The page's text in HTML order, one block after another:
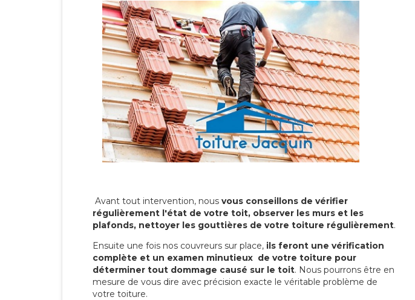
Avant tout intervention, nous vous conseillons de vérifier
régulièrement l'état de votre toit, observer les murs et les
plafonds, nettoyer les gouttières de votre toiture régulièrement.
Ensuite une fois nos couvreurs sur place, ils feront une vérification
complète et un examen minutieux de votre toiture pour
déterminer tout dommage causé sur le toit. Nous pourrons être en
mesure de vous dire avec précision exacte le véritable problème de
votre toiture.